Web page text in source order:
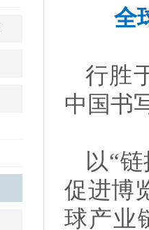
全
行胜
中国书
以“
促进博
球产业